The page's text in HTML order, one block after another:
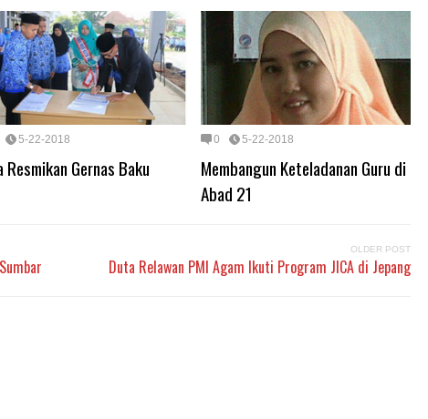
5-22-2018
Resmikan Gernas Baku
0 5-22-2018
Membangun Keteladanan Guru di
Abad 21
OLDER POST
Duta Relawan PMI Agam Ikuti Program JICA di Jepang